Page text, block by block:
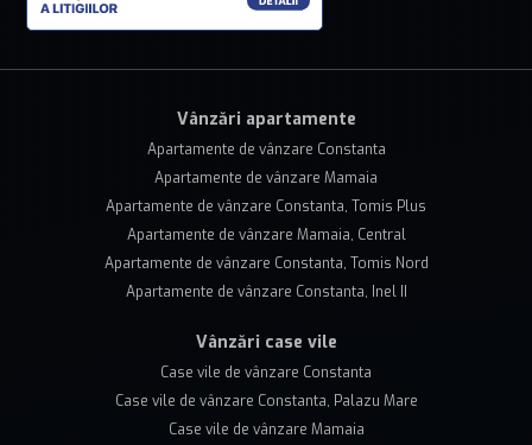
Vânzări apartamente
Apartamente de vânzare Constanta
Apartamente de vânzare Mamaia
Apartamente de vânzare Constanta, Tomis Plus
Apartamente de vânzare Mamaia, Central
Apartamente de vânzare Constanta, Tomis Nord
Apartamente de vânzare Constanta, Inel II
Vânzări case vile
Case vile de vânzare Constanta
Case vile de vânzare Constanta, Palazu Mare
Case vile de vânzare Mamaia